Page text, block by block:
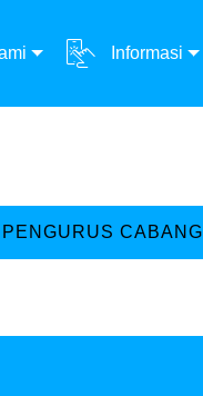
Informasi
CABANG